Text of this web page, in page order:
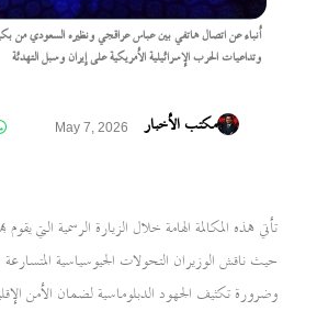
أنباء عن اتصال هاتفي بين عباس عراقجي ونظيره السعودي من
وتداعيات الحرب الإسرائيلية الأمريكية على إيران وسبل التهدئة
مكتب الأخبار May 7, 2026
تأتي هذه المكالمة الهامة خلال الزيارة الرسمية التي
حيث ناقش الوزيران التحولات الجيوسياسية
وضرورة تكثيف الجهود الدبلوماسية لضمان الأمن